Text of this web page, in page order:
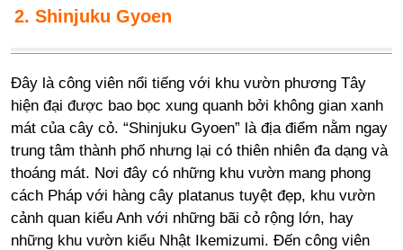
2. Shinjuku Gyoen
Đây là công viên nổi tiếng với khu vườn phương Tây
hiện đại được bao bọc xung quanh bởi không gian xanh
mát của cây cỏ. “Shinjuku Gyoen” là địa điểm nằm ngay
trung tâm thành phố nhưng lại có thiên nhiên đa dạng và
thoáng mát. Nơi đây có những khu vườn mang phong
cách Pháp với hàng cây platanus tuyệt đẹp, khu vườn
cảnh quan kiểu Anh với những bãi cỏ rộng lớn, hay
những khu vườn kiểu Nhật Ikemizumi. Đến công viên